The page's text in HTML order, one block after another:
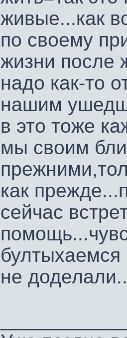
живые...как
по своему
жизни после
надо как-то
нашим
в это тоже
мы своим
как
сейчас
не